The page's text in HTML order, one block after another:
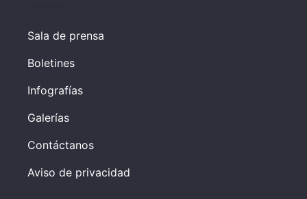
Sala de prensa
Boletines
Infografías
Galerías
Contáctanos
Aviso de privacidad